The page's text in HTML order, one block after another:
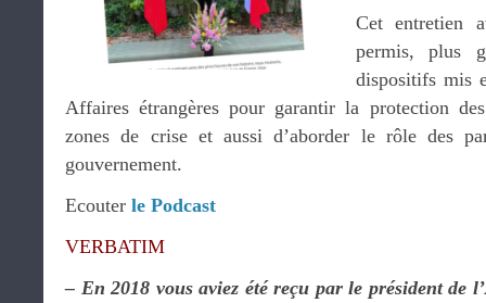
Cet entretien
permis, plus
dispositifs mis
Affaires étrangères pour garantir la protection
zones de crise et aussi d’aborder le rôle des
gouvernement.
Ecouter le Podcast
VERBATIM
– En 2018 vous aviez été reçu par le président de